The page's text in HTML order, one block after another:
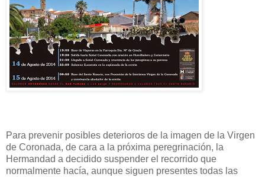
Para prevenir posibles deterioros de la imagen de la Virgen
de Coronada, de cara a la próxima peregrinación, la
Hermandad a decidido suspender el recorrido que
normalmente hacía, aunque siguen presentes todas las